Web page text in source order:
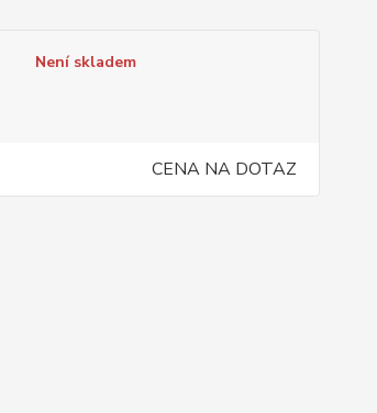
Není skladem
CENA NA DOTAZ